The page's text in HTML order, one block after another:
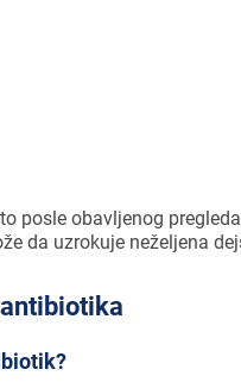
posle obavljenog
da uzrokuje neželjena